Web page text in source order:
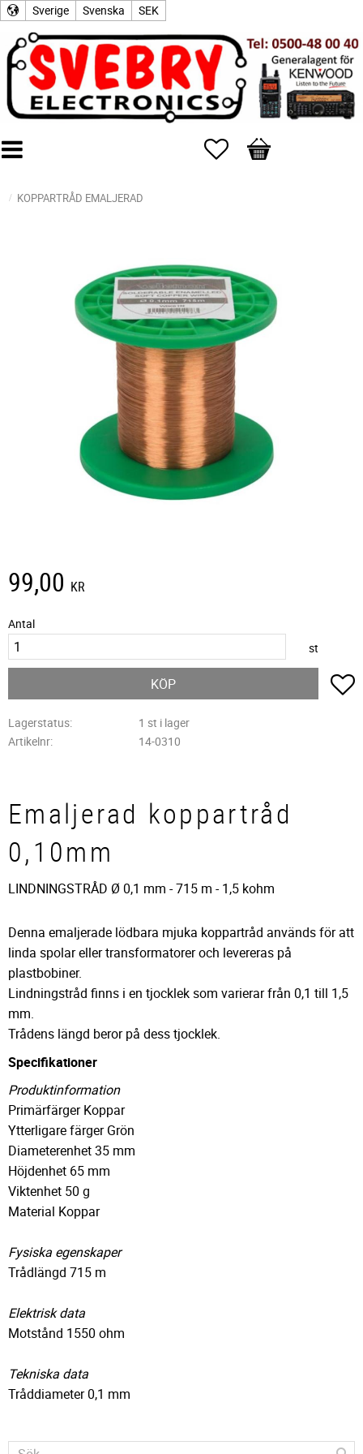
Sverige Svenska SEK
Favoriter
Kundvagn
KOPPARTRÅD EMALJERAD
99,00 KR
Antal
st
KÖP
Lagerstatus
1 st i lager
Artikelnr
14-0310
Emaljerad koppartråd
0,10mm
LINDNINGSTRÅD Ø 0,1 mm - 715 m - 1,5 kohm
Denna emaljerade lödbara mjuka koppartråd används för att
linda spolar eller transformatorer och levereras på
plastbobiner.
Lindningstråd finns i en tjocklek som varierar från 0,1 till 1,5
mm.
Trådens längd beror på dess tjocklek.
Specifikationer
Produktinformation
Primärfärger Koppar
Ytterligare färger Grön
Diameterenhet 35 mm
Höjdenhet 65 mm
Viktenhet 50 g
Material Koppar
Fysiska egenskaper
Trådlängd 715 m
Elektrisk data
Motstånd 1550 ohm
Tekniska data
Tråddiameter 0,1 mm